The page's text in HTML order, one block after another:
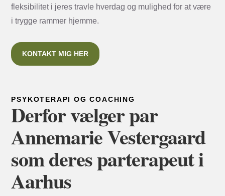
fleksibilitet i jeres travle hverdag og mulighed for at være
i trygge rammer hjemme.
KONTAKT MIG HER
PSYKOTERAPI OG COACHING
Derfor vælger par
Annemarie Vestergaard
som deres parterapeut i
Aarhus